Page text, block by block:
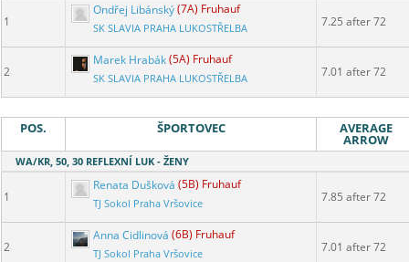
1
Ondřej Libánský(7A) Fruhauf
SK SLAVIA PRAHA LUKOSTŘELBA 7.25 after 72
2
Marek Hrabák(5A) Fruhauf
SK SLAVIA PRAHA LUKOSTŘELBA 7.01 after 72
POS. ŠPORTOVEC AVERAGE
ARROW
WA/KR, 50, 30 REFLEXNÍ LUK - ŽENY
1
Renata Dušková (5B) Fruhauf
TJ Sokol Praha Vršovice 7.85 after 72
2
Anna Cidlinová (6B) Fruhauf
TJ Sokol Praha Vršovice 7.01 after 72